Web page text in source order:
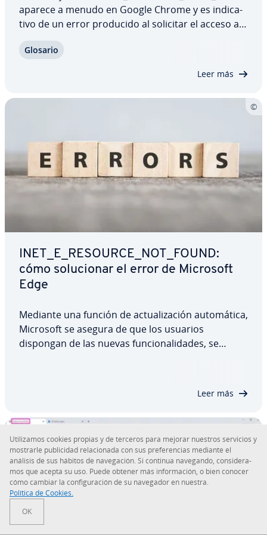
aparece a menudo en Google Chrome y es in­di­ca­
ti­vo de un error producido al solicitar el acceso a
servidor de destino tarda demasiado en
Glosario
Leer más
INET_E_RESOURCE_NOT_FOUND:
cómo so­lu­cio­nar el error de Microsoft
Edge
Mediante una función de ac­tua­li­za­ción au­to­má­ti­ca,
Microsoft se asegura de que los usuarios
dispongan de las nuevas fu­n­cio­na­li­da­des, se
Leer más
Uti­li­za­mos cookies propias y de terceros para mejorar nuestros servicios y
mostrarle pu­bli­ci­dad re­la­cio­na­da con sus pre­fe­re­n­cias mediante el
análisis de sus hábitos de na­ve­ga­ción. Si continua navegando, co­n­si­de­ra­
mos que acepta su uso. Puede obtener más in­fo­r­ma­ción, o bien conocer
cómo cambiar la co­n­fi­gu­ra­ción de su navegador en nuestra.
Política de Cookies.
OK